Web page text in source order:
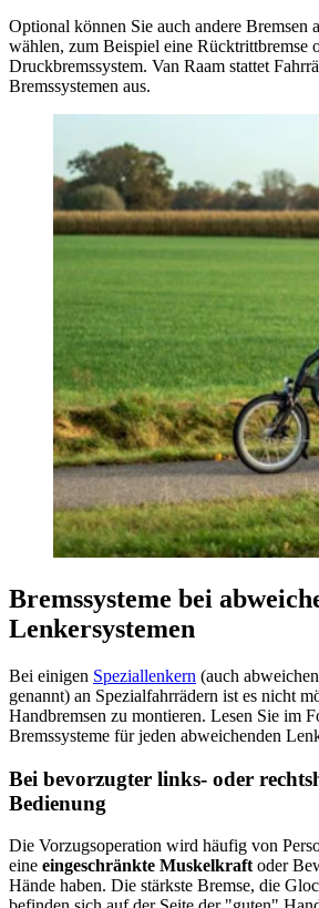
Optional können Sie auch andere Bremsen
wählen, zum Beispiel eine Rücktrittbremse
Druckbremssystem. Van Raam stattet
Bremssystemen aus.
Bremssysteme bei
Lenkersystemen
Bei einigen Speziallenkern (auch
genannt) an Spezialfahrrädern ist es nicht
Handbremsen zu montieren. Lesen Sie im
Bremssysteme für jeden abweichenden
Bei bevorzugter links- oder
Bedienung
Die Vorzugsoperation wird häufig von
eine eingeschränkte Muskelkraft oder
Hände haben. Die stärkste Bremse, die